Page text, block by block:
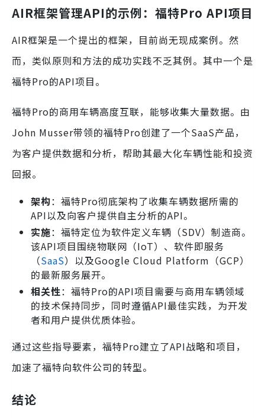
AIR框架管理API的示例：福特Pro API项目
AIR框架是一个提出的框架，目前尚无现成案例。然
而，类似原则和方法的成功实践不乏其例。其中一个是
福特Pro的API项目。
福特Pro的商用车辆高度互联，能够收集大量数据。由
John Musser带领的福特Pro创建了一个SaaS产品，
为客户提供数据和分析，帮助其最大化车辆性能和投资
回报。
架构：福特Pro彻底架构了收集车辆数据所需的
API以及向客户提供自主分析的API。
实施：福特定位为软件定义车辆（SDV）制造商。
该API项目围绕物联网（IoT）、软件即服务
（SaaS）以及Google Cloud Platform（GCP）
的最新服务展开。
相关性：福特Pro的API项目需要与商用车辆领域
的技术保持同步，同时遵循API最佳实践，为开发
者和用户提供优质体验。
通过这些指导要素，福特Pro建立了API战略和项目，
加速了福特向软件公司的转型。
结论